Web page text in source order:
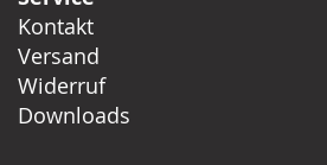
Kontakt
Versand
Widerruf
Downloads